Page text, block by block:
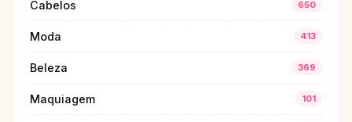
Cabelos 650
Moda 413
Beleza 369
Maquiagem 101